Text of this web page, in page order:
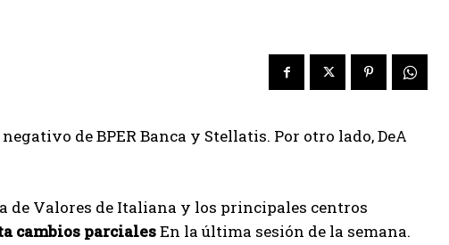
de BPER Banca y Stellatis. Por otro lado, DeA
de Valores de Italiana y los principales centros
cambios parcialesEn la última sesión de la semana.